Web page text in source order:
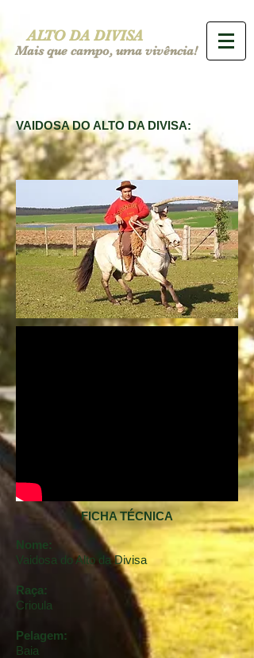
ALTO DA DIVISA
Mais que campo, uma vivência!
VAIDOSA DO ALTO DA DIVISA:
FICHA TÉCNICA
Nome:
Vaidosa do Alto da Divisa
Raça:
Crioula
Pelagem:
Baia